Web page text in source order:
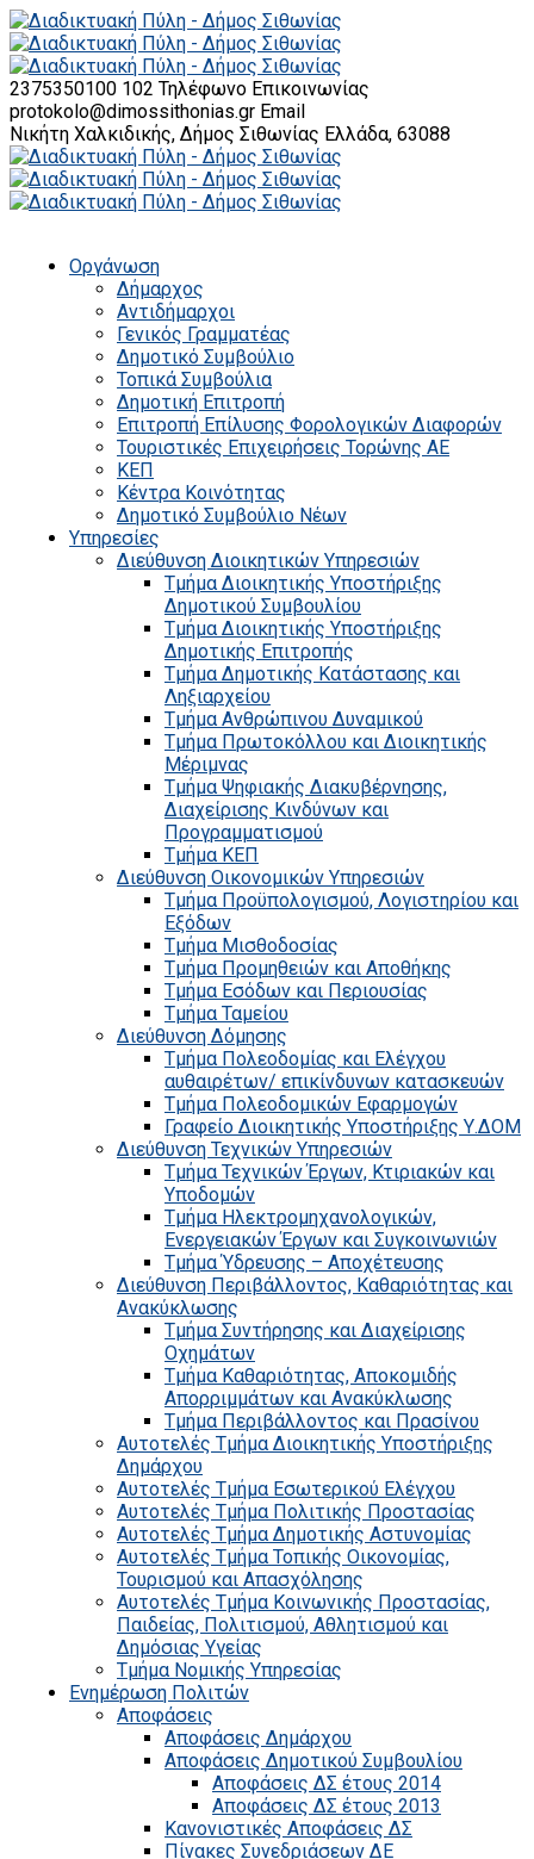
2375350100 102 Τηλέφωνο Επικοινωνίας
protokolo@dimossithonias.gr Email
Νικήτη Χαλκιδικής, Δήμος Σιθωνίας Ελλάδα, 63088
Οργάνωση
Δήμαρχος
Αντιδήμαρχοι
Γενικός Γραμματέας
Δημοτικό Συμβούλιο
Τοπικά Συμβούλια
Δημοτική Επιτροπή
Επιτροπή Επίλυσης Φορολογικών Διαφορών
Τουριστικές Επιχειρήσεις Τορώνης ΑΕ
ΚΕΠ
Κέντρα Κοινότητας
Δημοτικό Συμβούλιο Νέων
Υπηρεσίες
Διεύθυνση Διοικητικών Υπηρεσιών
Τμήμα Διοικητικής Υποστήριξης
Δημοτικού Συμβουλίου
Τμήμα Διοικητικής Υποστήριξης
Δημοτικής Επιτροπής
Τμήμα Δημοτικής Κατάστασης και
Ληξιαρχείου
Τμήμα Ανθρώπινου Δυναμικού
Τμήμα Πρωτοκόλλου και Διοικητικής
Μέριμνας
Τμήμα Ψηφιακής Διακυβέρνησης,
Διαχείρισης Κινδύνων και
Προγραμματισμού
Τμήμα ΚΕΠ
Διεύθυνση Οικονομικών Υπηρεσιών
Τμήμα Προϋπολογισμού, Λογιστηρίου και
Εξόδων
Τμήμα Μισθοδοσίας
Τμήμα Προμηθειών και Αποθήκης
Τμήμα Εσόδων και Περιουσίας
Τμήμα Ταμείου
Διεύθυνση Δόμησης
Τμήμα Πολεοδομίας και Ελέγχου
αυθαιρέτων/ επικίνδυνων κατασκευών
Τμήμα Πολεοδομικών Εφαρμογών
Γραφείο Διοικητικής Υποστήριξης Υ.ΔΟΜ
Διεύθυνση Τεχνικών Υπηρεσιών
Τμήμα Τεχνικών Έργων, Κτιριακών και
Υποδομών
Τμήμα Ηλεκτρομηχανολογικών,
Ενεργειακών Έργων και Συγκοινωνιών
Τμήμα Ύδρευσης – Αποχέτευσης
Διεύθυνση Περιβάλλοντος, Καθαριότητας και
Ανακύκλωσης
Τμήμα Συντήρησης και Διαχείρισης
Οχημάτων
Τμήμα Καθαριότητας, Αποκομιδής
Απορριμμάτων και Ανακύκλωσης
Τμήμα Περιβάλλοντος και Πρασίνου
Αυτοτελές Τμήμα Διοικητικής Υποστήριξης
Δημάρχου
Αυτοτελές Τμήμα Εσωτερικού Ελέγχου
Αυτοτελές Τμήμα Πολιτικής Προστασίας
Αυτοτελές Τμήμα Δημοτικής Αστυνομίας
Αυτοτελές Τμήμα Τοπικής Οικονομίας,
Τουρισμού και Απασχόλησης
Αυτοτελές Τμήμα Κοινωνικής Προστασίας,
Παιδείας, Πολιτισμού, Αθλητισμού και
Δημόσιας Υγείας
Τμήμα Νομικής Υπηρεσίας
Ενημέρωση Πολιτών
Αποφάσεις
Αποφάσεις Δημάρχου
Αποφάσεις Δημοτικού Συμβουλίου
Αποφάσεις ΔΣ έτους 2014
Αποφάσεις ΔΣ έτους 2013
Κανονιστικές Αποφάσεις ΔΣ
Πίνακες Συνεδριάσεων ΔΕ